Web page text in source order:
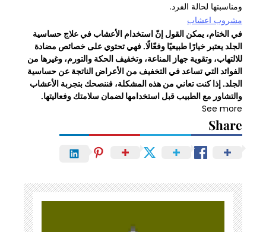
ومناسبتها لحالة الفرد.
مشروب اعشاب
في الختام، يمكن القول إنّ استخدام الأعشاب في علاج حساسية
الجلد يعتبر خيارًا طبيعيًا وفعّالًا. فهي تحتوي على خصائص مضادة
للالتهاب، وتقوية جهاز المناعة، وتخفيف الحكة والتورم، وغيرها من
الفوائد التي تساعد في التخفيف من الأعراض الناتجة عن حساسية
الجلد. إذا كنت تعاني من هذه المشكلة، فننصحك بتجربة الأعشاب
والتشاور مع الطبيب قبل استخدامها لضمان سلامتك وفعاليتها.
See more
Share